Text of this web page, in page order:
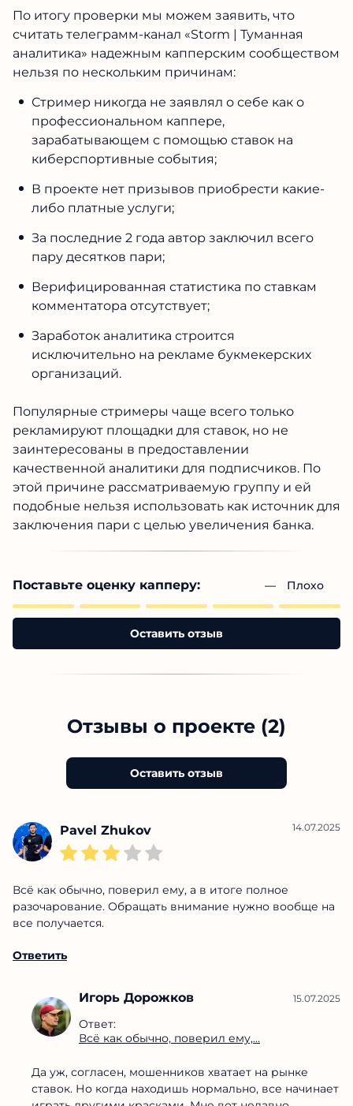
По итогу проверки мы можем заявить, что
считать телеграмм-канал «Storm | Туманная
аналитика» надежным капперским сообществом
нельзя по нескольким причинам:
Стример никогда не заявлял о себе как о
профессиональном каппере,
зарабатывающем с помощью ставок на
киберспортивные события;
В проекте нет призывов приобрести какие-
либо платные услуги;
За последние 2 года автор заключил всего
пару десятков пари;
Верифицированная статистика по ставкам
комментатора отсутствует;
Заработок аналитика строится
исключительно на рекламе букмекерских
организаций.
Популярные стримеры чаще всего только
рекламируют площадки для ставок, но не
заинтересованы в предоставлении
качественной аналитики для подписчиков. По
этой причине рассматриваемую группу и ей
подобные нельзя использовать как источник для
заключения пари с целью увеличения банка.
Поставьте оценку капперу: — Плохо
Оставить отзыв
Отзывы о проекте (2)
Оставить отзыв
Pavel Zhukov 14.07.2025
Всё как обычно, поверил ему, а в итоге полное
разочарование. Обращать внимание нужно вообще на
все получается.
Ответить
Игорь Дорожков
Ответ:
Всё как обычно, поверил ему,...
15.07.2025
Да уж, согласен, мошенников хватает на рынке
ставок. Но когда находишь нормально, все начинает